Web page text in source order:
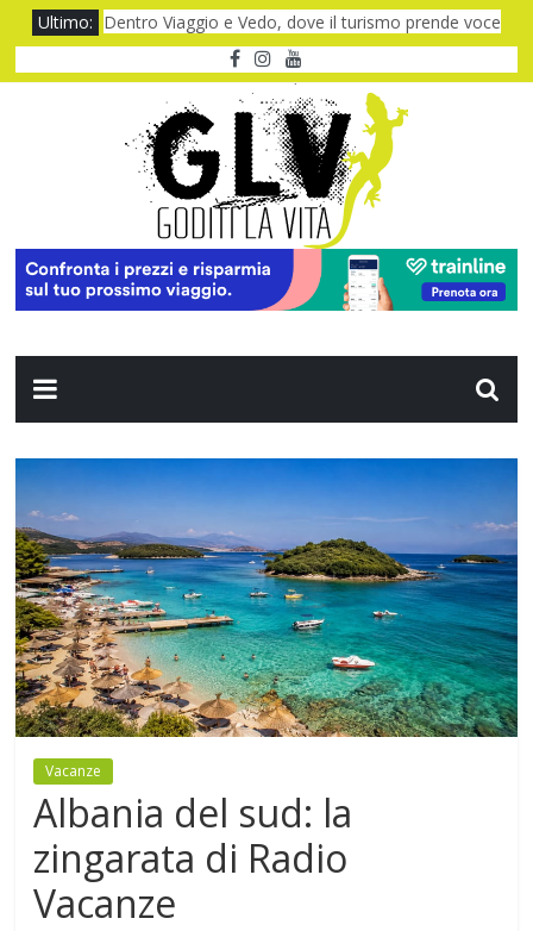
Ultimo: Film al cinema ad agosto 2026: le novità
Dentro Viaggio e Vedo, dove il turismo prende voce
Quando il CUP ti fa aspettare troppo
Baviera da fiaba tra castelli e meraviglie
I Legnanesi a Milano 2027: risate smart
Vacanze
Albania del sud: la
zingarata di Radio
Vacanze